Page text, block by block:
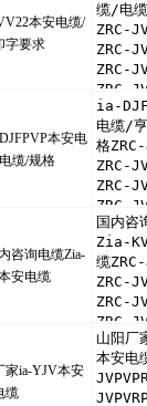
本安电缆/
字要求
本安电
缆/规格
咨询电缆Zia-
安电缆
家ia-YJV本安
缆